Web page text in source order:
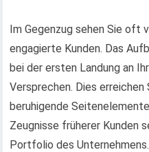
Im Gegenzug sehen Sie oft
engagierte Kunden. Das
bei der ersten Landung an
Versprechen. Dies
beruhigende
Zeugnisse früherer Kunden
Portfolio des Unternehmens.